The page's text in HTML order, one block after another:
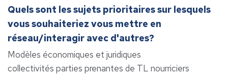
Quels sont les sujets prioritaires sur lesquels
vous souhaiteriez vous mettre en
réseau/interagir avec d'autres?
Modèles économiques et juridiques
collectivités parties prenantes de TL nourriciers